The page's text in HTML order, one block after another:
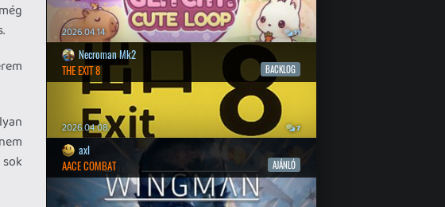
2026.04.14. 11
Necroman Mk2
THE EXIT 8
BACKLOG
2026.04.08. 7
axl
AACE COMBAT
AJÁNLÓ